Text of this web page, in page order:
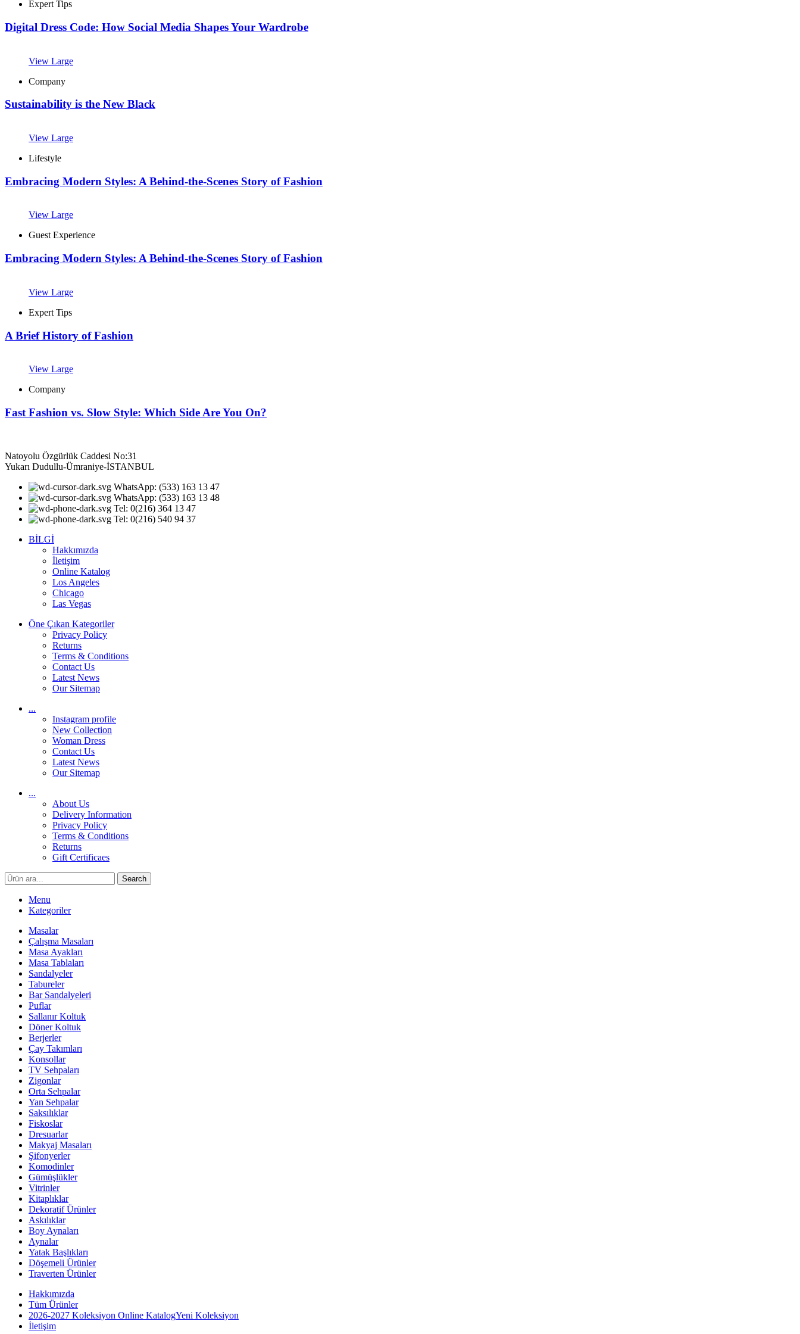
Expert Tips
Digital Dress Code: How Social Media Shapes Your Wardrobe
View Large
Company
Sustainability is the New Black
View Large
Lifestyle
Embracing Modern Styles: A Behind-the-Scenes Story of Fashion
View Large
Guest Experience
Embracing Modern Styles: A Behind-the-Scenes Story of Fashion
View Large
Expert Tips
A Brief History of Fashion
View Large
Company
Fast Fashion vs. Slow Style: Which Side Are You On?
Natoyolu Özgürlük Caddesi No:31
Yukarı Dudullu-Ümraniye-İSTANBUL
WhatsApp: (533) 163 13 47
WhatsApp: (533) 163 13 48
Tel: 0(216) 364 13 47
Tel: 0(216) 540 94 37
BİLGİ
Hakkımızda
İletişim
Online Katalog
Los Angeles
Chicago
Las Vegas
Öne Çıkan Kategoriler
Privacy Policy
Returns
Terms & Conditions
Contact Us
Latest News
Our Sitemap
...
Instagram profile
New Collection
Woman Dress
Contact Us
Latest News
Our Sitemap
...
About Us
Delivery Information
Privacy Policy
Terms & Conditions
Returns
Gift Certificaes
Search
Menu
Kategoriler
Masalar
Çalışma Masaları
Masa Ayakları
Masa Tablaları
Sandalyeler
Tabureler
Bar Sandalyeleri
Puflar
Sallanır Koltuk
Döner Koltuk
Berjerler
Çay Takımları
Konsollar
TV Sehpaları
Zigonlar
Orta Sehpalar
Yan Sehpalar
Saksılıklar
Fiskoslar
Dresuarlar
Makyaj Masaları
Şifonyerler
Komodinler
Gümüşlükler
Vitrinler
Kitaplıklar
Dekoratif Ürünler
Askılıklar
Boy Aynaları
Aynalar
Yatak Başlıkları
Döşemeli Ürünler
Traverten Ürünler
Hakkımızda
Tüm Ürünler
2026-2027 Koleksiyon Online KatalogYeni Koleksiyon
İletişim